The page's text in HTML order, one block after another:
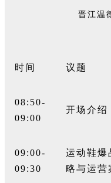
晋江温
时间 议题
08:50-
09:00
开场介绍
09:00-
09:30
运动鞋爆
略与运营